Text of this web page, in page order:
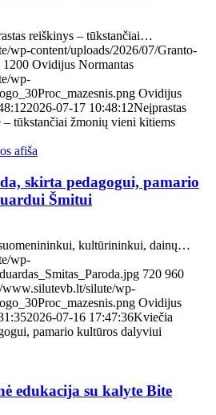
reiškinys – tūkstančiai…
wp-content/uploads/2026/07/Granto-
1200 Ovidijus Normantas
wp-
Ovidijus
2026-07-17 10:48:12Neįprastas
tūkstančiai žmonių vieni kitiems
skirta pedagogui, pamario
Šmitui
kultūrininkui, dainų…
wp-
720 960
www.silutevb.lt/silute/wp-
Ovidijus
2026-07-16 17:47:36Kviečia
pamario kultūros dalyviui
edukacija su kalyte Bite